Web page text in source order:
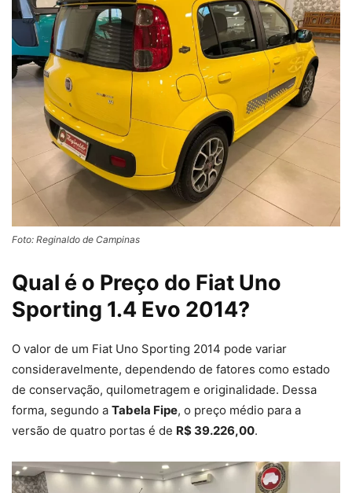
Foto: Reginaldo de Campinas
Qual é o Preço do Fiat Uno
Sporting 1.4 Evo 2014?
O valor de um Fiat Uno Sporting 2014 pode variar
consideravelmente, dependendo de fatores como estado
de conservação, quilometragem e originalidade. Dessa
forma, segundo a Tabela Fipe, o preço médio para a
versão de quatro portas é de R$ 39.226,00.